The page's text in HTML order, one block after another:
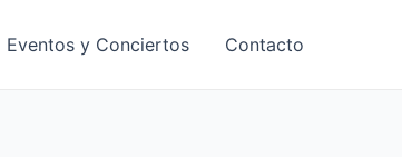
Eventos y Conciertos Contacto